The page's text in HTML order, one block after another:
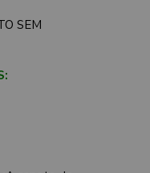
SEM